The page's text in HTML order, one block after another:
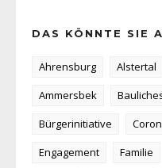
DAS KÖNNTE SIE
Ahrensburg Alstertal
Ammersbek
Bürgerinitiative
Engagement
Familie